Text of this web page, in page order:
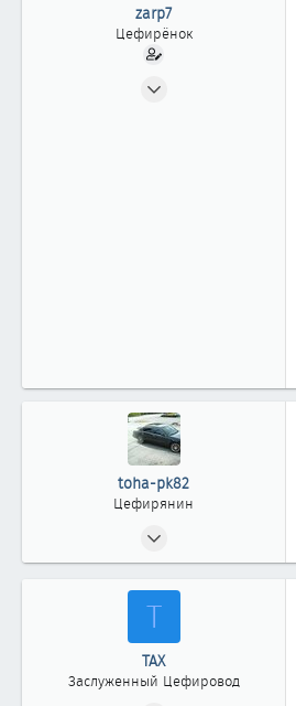
zarp7
Цефирёнок
toha-pk82
Цефирянин
451
Т
ТАХ
Заслуженный Цефировод